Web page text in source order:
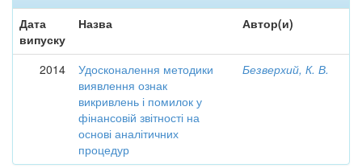
Дата
випуску
Назва Автор(и)
2014
Удосконалення методики
виявлення ознак
викривлень і помилок у
фінансовій звітності на
основі аналітичних
процедур
Безверхий, К. В.